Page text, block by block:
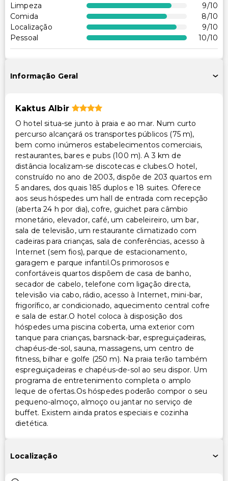
Serviço de lavanderia/lavagem a seco
Limpeza
9/10
Comida
8/10
Localização
9/10
Pessoal
10/10
Informação Geral
Kaktus Albir
O hotel situa-se junto à praia e ao mar. Num curto
percurso alcançará os transportes públicos (75 m),
bem como inúmeros estabelecimentos comerciais,
restaurantes, bares e pubs (100 m). A 3 km de
distância localizam-se discotecas e clubes.O hotel,
construído no ano de 2003, dispõe de 203 quartos em
5 andares, dos quais 185 duplos e 18 suites. Oferece
aos seus hóspedes um hall de entrada com recepção
(aberta 24 h por dia), cofre, guichet para câmbio
monetário, elevador, café, um cabeleireiro, um bar,
sala de televisão, um restaurante climatizado com
cadeiras para crianças, sala de conferências, acesso à
Internet (sem fios), parque de estacionamento,
garagem e parque infantil.Os primorosos e
confortáveis quartos dispõem de casa de banho,
secador de cabelo, telefone com ligação directa,
televisão via cabo, rádio, acesso à Internet, mini-bar,
frigorífico, ar condicionado, aquecimento central cofre
e sala de estar.O hotel coloca à disposição dos
hóspedes uma piscina coberta, uma exterior com
tanque para crianças, barsnack-bar, espreguiçadeiras,
chapéus-de-sol, sauna, massagens, um centro de
fitness, bilhar e golfe (250 m). Na praia terão também
espreguiçadeiras e chapéus-de-sol ao seu dispor. Um
programa de entretenimento completa o amplo
leque de ofertas.Os hóspedes poderão compor o seu
pequeno-almoço, almoço ou jantar no serviço de
buffet. Existem ainda pratos especiais e cozinha
dietética.
Localização